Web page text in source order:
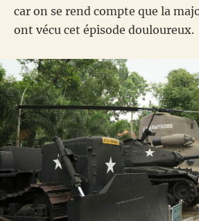
car on se rend compte que la
ont vécu cet épisode douloureux.